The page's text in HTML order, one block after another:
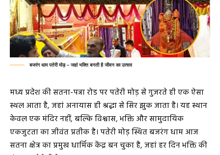
बजरंग धाम पतेरी मोड़ – जहां भक्ति बनती है जीवन का उत्सव
मध्य प्रदेश की सतना-पन्ना रोड पर पतेरी मोड़ से गुजरते ही एक ऐसा
स्थल आता है, जहां अनायास ही श्रद्धा से सिर झुक जाता है। यह स्थान
केवल एक मंदिर नहीं, बल्कि विश्वास, भक्ति और सामुदायिक
एकजुटता का जीवंत प्रतीक है। पतेरी मोड़ स्थित बजरंग धाम आज
सतना क्षेत्र का प्रमुख धार्मिक केंद्र बन चुका है, जहां हर दिन भक्ति की